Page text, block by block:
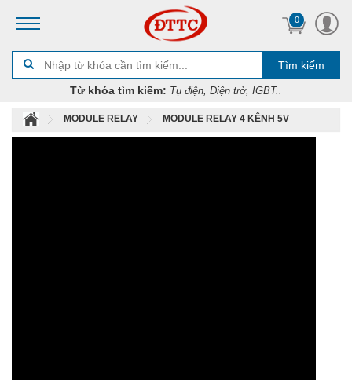
0
Tìm kiếm
Từ khóa tìm kiếm: Tụ điện, Điện trở, IGBT..
MODULE RELAY MODULE RELAY 4 KÊNH 5V